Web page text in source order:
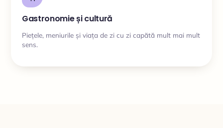
Gastronomie și cultură
Piețele, meniurile și viața de zi cu zi capătă mult mai mult
sens.